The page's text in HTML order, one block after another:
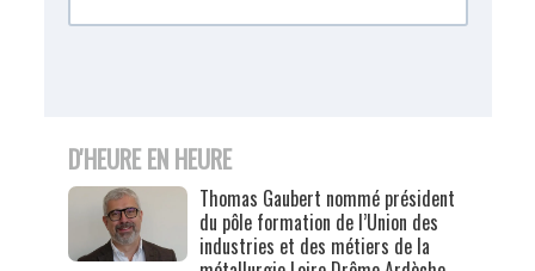
D'HEURE EN HEURE
Thomas Gaubert nommé président
du pôle formation de l’Union des
industries et des métiers de la